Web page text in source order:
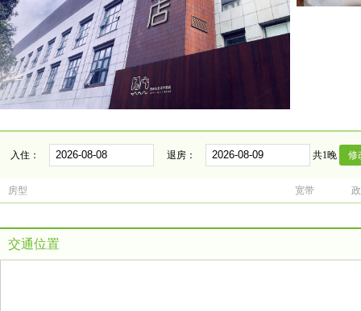
入住： 退房： 共1晚
房型 宽带
交通位置